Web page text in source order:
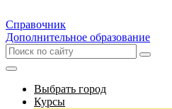
Справочник
Дополнительное образование
Выбрать город
Курсы